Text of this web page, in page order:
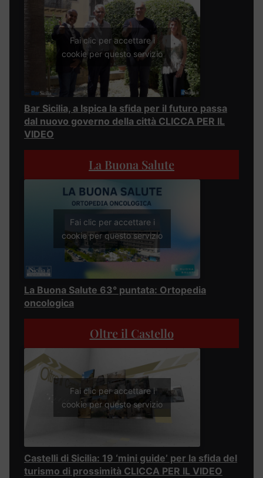
Fai clic per accettare i
cookie per questo servizio
Bar Sicilia, a Ispica la sfida per il futuro passa
dal nuovo governo della città CLICCA PER IL
VIDEO
La Buona Salute
Fai clic per accettare i
cookie per questo servizio
La Buona Salute 63° puntata: Ortopedia
oncologica
Oltre il Castello
Fai clic per accettare i
cookie per questo servizio
Castelli di Sicilia: 19 ‘mini guide’ per la sfida del
turismo di prossimità CLICCA PER IL VIDEO